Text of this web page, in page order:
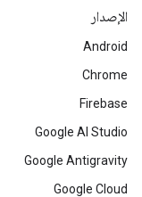
الإصدار
Android
Chrome
Firebase
Google AI Studio
Google Antigravity
Google Cloud